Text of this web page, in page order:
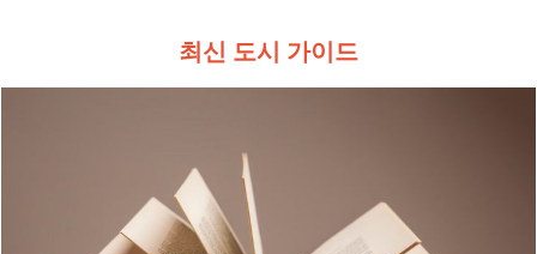
최신 도시 가이드